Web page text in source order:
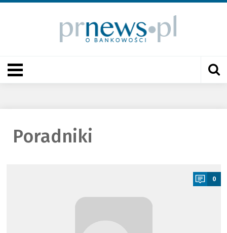
Poradniki
0